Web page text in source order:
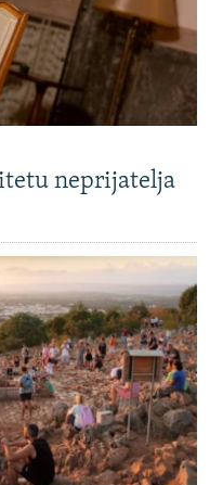
neprijatelja